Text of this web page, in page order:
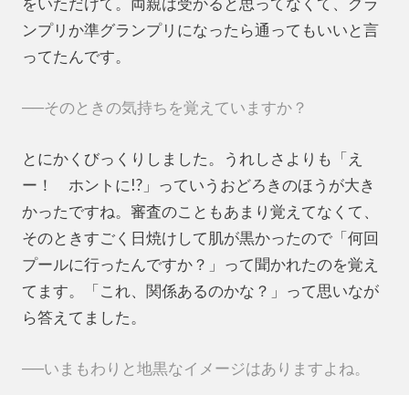
ンプリか準グランプリになったら通ってもいいと言
ってたんです。
──そのときの気持ちを覚えていますか？
とにかくびっくりしました。うれしさよりも「え
ー！ ホントに!?」っていうおどろきのほうが大き
かったですね。審査のこともあまり覚えてなくて、
そのときすごく日焼けして肌が黒かったので「何回
プールに行ったんですか？」って聞かれたのを覚え
てます。「これ、関係あるのかな？」って思いなが
ら答えてました。
──いまもわりと地黒なイメージはありますよね。